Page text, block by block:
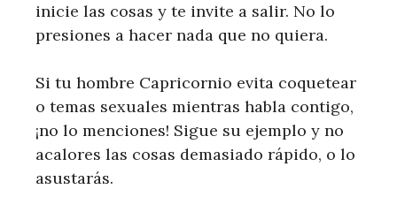
inicie las cosas y te invite a salir. No lo
presiones a hacer nada que no quiera.
Si tu hombre Capricornio evita coquetear
o temas sexuales mientras habla contigo,
¡no lo menciones! Sigue su ejemplo y no
acalores las cosas demasiado rápido, o lo
asustarás.